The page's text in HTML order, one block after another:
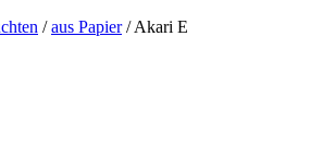
/aus Papier/Akari E